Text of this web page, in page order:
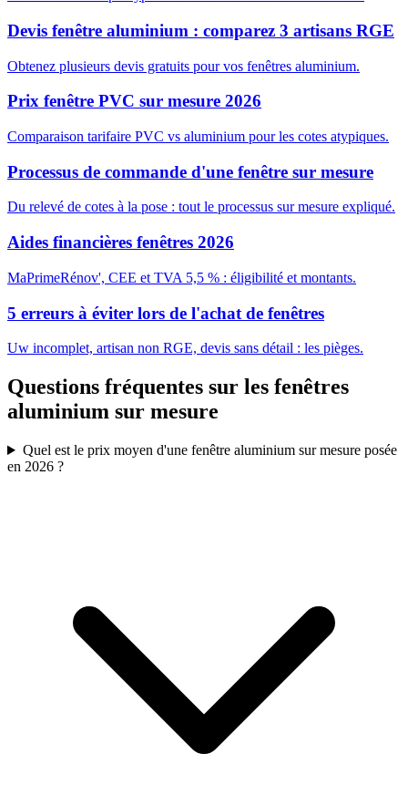
Devis fenêtre aluminium : comparez 3 artisans RGE
Obtenez plusieurs devis gratuits pour vos fenêtres aluminium.
Prix fenêtre PVC sur mesure 2026
Comparaison tarifaire PVC vs aluminium pour les cotes atypiques.
Processus de commande d'une fenêtre sur mesure
Du relevé de cotes à la pose : tout le processus sur mesure expliqué.
Aides financières fenêtres 2026
MaPrimeRénov', CEE et TVA 5,5 % : éligibilité et montants.
5 erreurs à éviter lors de l'achat de fenêtres
Uw incomplet, artisan non RGE, devis sans détail : les pièges.
Questions fréquentes sur les fenêtres
aluminium sur mesure
Quel est le prix moyen d'une fenêtre aluminium sur mesure posée
en 2026 ?